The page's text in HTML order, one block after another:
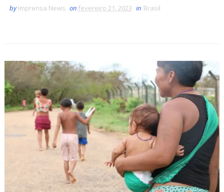
by Imprensa News on fevereiro 21, 2023 in Brasil